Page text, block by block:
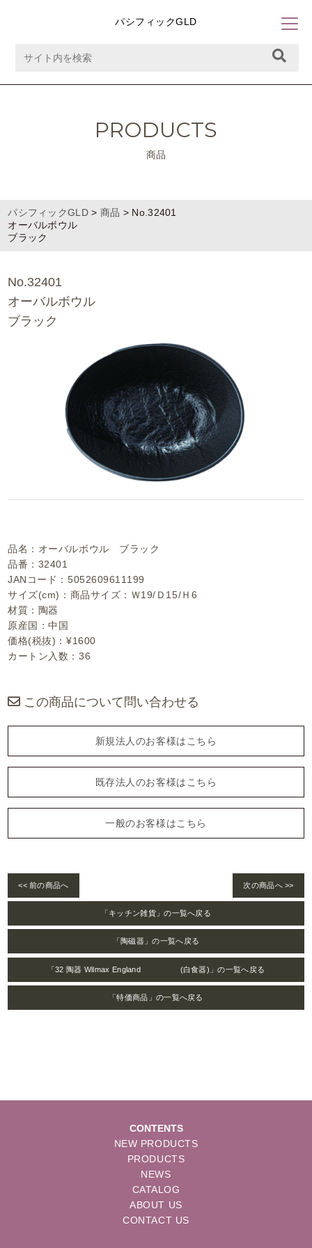
パシフィックGLD
PRODUCTS
商品
パシフィックGLD> 商品 > No.32401
オーバルボウル
ブラック
No.32401
オーバルボウル
ブラック
品名：オーバルボウル ブラック
品番：32401
JANコード：5052609611199
サイズ(cm)：商品サイズ：Ｗ19/Ｄ15/Ｈ6
材質：陶器
原産国：中国
価格(税抜)：¥1600
カートン入数：36
この商品について問い合わせる
新規法人のお客様はこちら
既存法人のお客様はこちら
一般のお客様はこちら
<< 前の商品へ 次の商品へ >>
「キッチン雑貨」の一覧へ戻る
「陶磁器」の一覧へ戻る
「32 陶器 Wilmax England (白食器)」の一覧へ戻る
「特価商品」の一覧へ戻る
CONTENTS
NEW PRODUCTS
PRODUCTS
NEWS
CATALOG
ABOUT US
CONTACT US